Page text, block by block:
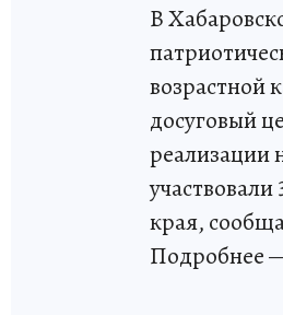
В
возрастной
досуговый
реализации
края,
Подробнее